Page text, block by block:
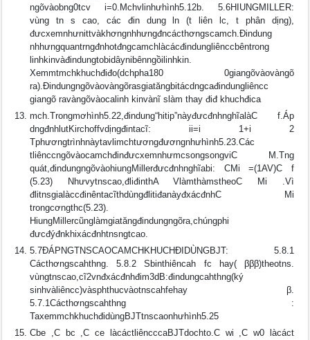
ngõvàobng0tcv i=0.Mchvlinhưhình5.12b. 5.6HIUNGMILLER:
vùng tn s cao, các đin dung ln (t liên lc, t phân dịng),
đưcxemnhưnittvàkhơngnhhưngđncácthơngscamch.Ðindung
nhhưngquantrngđnhotđngcamchlàcácđindungliênccbêntrong
linhkinvàđindungtobidâynibênngồilinhkin.
Xemmtmchkhuchđiđo(dchpha180 0giangõvàovàngõ
ra).Ðindungngõvàovàngõrasgiatăngbitácdngcađindungliêncc
giangõ ravàngõvàocalinh kinvànĩ slàm thay điđ khuchđica
mch.Trongmơhình5.22,đindung“hitip”nàyđưcđnhnghĩalàC f.Áp
dngđnhlutKirchoffvdịngđintacĩ: ii=i 1+i 2
Tphươngtrìnhnàytavlimchtươngđươngnhưhình5.23.Các
tliênccngõvàocamchđinđưcxemnhưmcsongsongviC M.Tng
quát,đindungngõvàohiungMillerđưcđnhnghĩabi: CMi =(1AV)C f
(5.23) Nhưvytnscao,đliđinthA VlàmthàmstheoC Mi .Vì
đlitnsgialàccđinêntacĩthdùngđlitiđanàyđxácđnhC Mi
trongcơngthc(5.23).
HiungMillercũnglàmgiatăngđindungngõra,chúngphi
đưcđýđnkhixácđnhtnsngtcao.
5.7ÐÁPNGTNSCAOCAMCHKHUCHÐIDÙNGBJT: 5.8.1
Cácthơngscahthng. 5.8.2 Sbinthiêncah fc hay( βββ)theotns.
vùngtnscao,cĩ2vnđxácđnhđim3dB:đindungcahthng(ký
sinhvàliêncc)vàsphthucvàotnscahfehay β.
5.7.1Cácthơngscahthng :
TaxemmchkhuchđidùngBJTtnscaonhưhình5.25
Cbe ,C bc ,C ce làcáctliêncccaBJTdochto.C wi ,C w0 làcáct